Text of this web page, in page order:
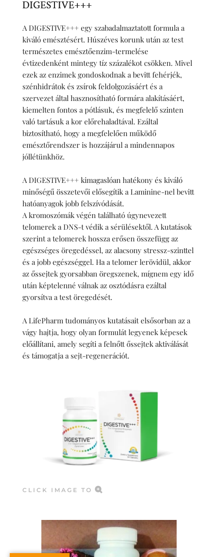
DIGESTIVE+++
A DIGESTIVE+++ egy szabadalmaztatott formula a
kiváló emésztésért. Húszéves korunk után az test
természetes emésztőenzim-termelése
évtizedenként mintegy tíz százalékot csökken. Mivel
ezek az enzimek gondoskodnak a bevitt fehérjék,
szénhidrátok és zsírok feldolgozásáért és a
szervezet által hasznosítható formára alakításáért,
kiemelten fontos a pótlásuk, és megfelelő szinten
való tartásuk a kor előrehaladtával. Ezáltal
biztosítható, hogy a megfelelően működő
emésztőrendszer is hozzájárul a mindennapos
jóllétünkhöz.
A DIGESTIVE+++ kimagaslóan hatékony és kiváló
minőségű összetevői elősegítik a Laminine-nel bevitt
hatóanyagok jobb felszívódását.
A kromoszómák végén található úgynevezett
telomerek a DNS-t védik a sérülésektől. A kutatások
szerint a telomerek hossza erősen összefügg az
egészséges öregedéssel, az alacsony stressz-szinttel
és a jobb egészséggel. Ha a telomer lerövidül, akkor
az őssejtek gyorsabban öregszenek, mígnem egy idő
után képtelenné válnak az osztódásra ezáltal
gyorsítva a test öregedését.
A LifePharm tudományos kutatásait elsősorban az a
vágy hajtja, hogy olyan formulát legyenek képesek
előállítani, amely segíti a felnőtt őssejtek aktiválását
és támogatja a sejt-regenerációt.
CLICK IMAGE TO